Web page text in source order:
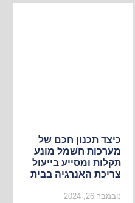
כיצד תכנון חכם של
מערכות חשמל מונע
תקלות ומסייע בייעול
צריכת האנרגיה בבית
נובמבר 26, 2024